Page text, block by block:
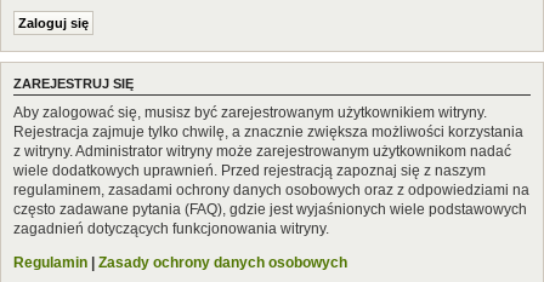
ZAREJESTRUJ SIĘ
Aby zalogować się, musisz być zarejestrowanym użytkownikiem witryny.
Rejestracja zajmuje tylko chwilę, a znacznie zwiększa możliwości korzystania
z witryny. Administrator witryny może zarejestrowanym użytkownikom nadać
wiele dodatkowych uprawnień. Przed rejestracją zapoznaj się z naszym
regulaminem, zasadami ochrony danych osobowych oraz z odpowiedziami na
często zadawane pytania (FAQ), gdzie jest wyjaśnionych wiele podstawowych
zagadnień dotyczących funkcjonowania witryny.
Regulamin | Zasady ochrony danych osobowych